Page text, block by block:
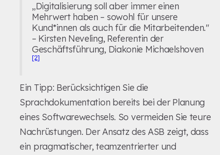
„Digitalisierung soll aber immer einen
Mehrwert haben – sowohl für unsere
Kund*innen als auch für die Mitarbeitenden."
– Kirsten Neveling, Referentin der
Geschäftsführung, Diakonie Michaelshoven
[2]
Ein Tipp: Berücksichtigen Sie die
Sprachdokumentation bereits bei der Planung
eines Softwarewechsels. So vermeiden Sie teure
Nachrüstungen. Der Ansatz des ASB zeigt, dass
ein pragmatischer, teamzentrierter und